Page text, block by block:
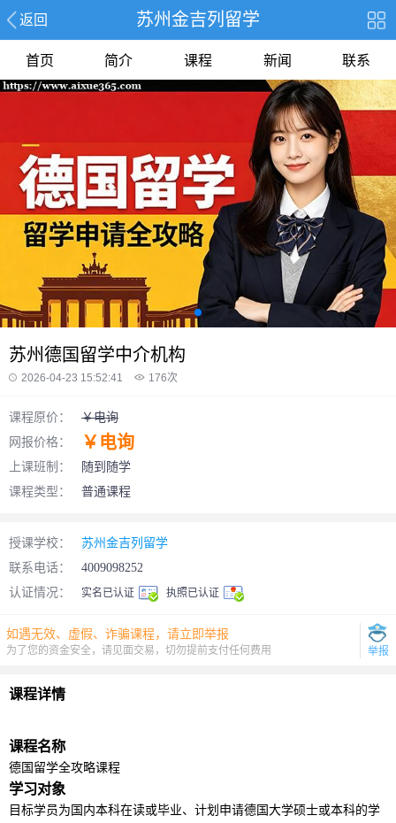
返回 苏州金吉列留学
首页 简介 课程 新闻 联系
苏州德国留学中介机构
2026-04-23 15:52:41 176次
课程原价：
￥电询
网报价格：
￥电询
上课班制：
随到随学
课程类型：
普通课程
授课学校：
苏州金吉列留学
联系电话：
4009098252
认证情况：
实名已认证 执照已认证
如遇无效、虚假、诈骗课程，请立即举报
为了您的资金安全，请见面交易，切勿提前支付任何费用 举报
课程详情
课程名称
德国留学全攻略课程
学习对象
目标学员为国内本科在读或毕业、计划申请德国大学硕士或本科的学